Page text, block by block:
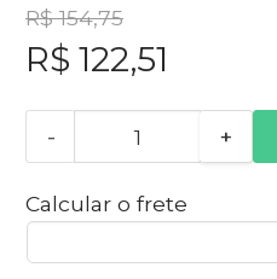
R$ 154,75
R$ 122,51
- +
Calcular o frete